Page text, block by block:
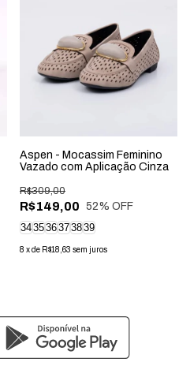
Aspen - Mocassim Feminino
Vazado com Aplicação Cinza
R$149,00
R$309,00
52% OFF
343536373839
8 xde R$18,63 sem juros